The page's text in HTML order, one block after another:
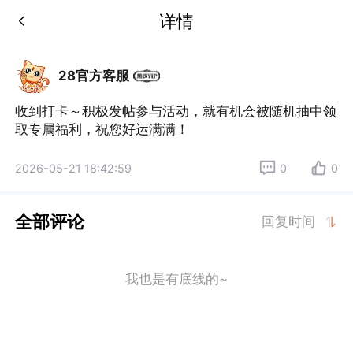
详情
28官方客服
收到打卡～积极发帖参与活动，就有机会被随机抽中领
取专属福利，祝您好运满满！
2026-05-21 18:42:59 0 0
全部评论 回复时间
我也是有底线的~